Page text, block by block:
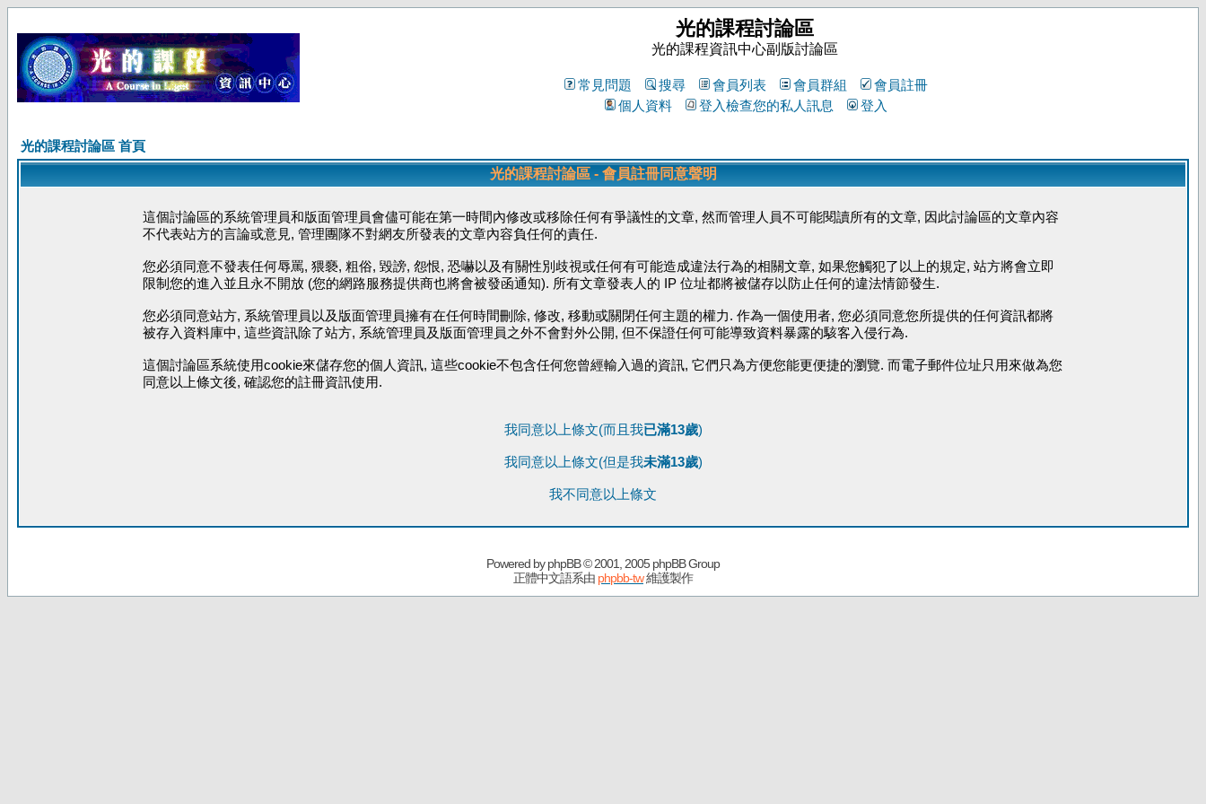
光的課程討論區
光的課程資訊中心副版討論區
常見問題 搜尋 會員列表 會員群組
會員註冊
個人資料
登入檢查您的私人訊息 登入
光的課程討論區 首頁
光的課程討論區 - 會員註冊同意聲明
這個討論區的系統管理員和版面管理員會儘可能在第一時間內修改或移除任何有爭議性的文章, 然而管理人員不可能閱讀所有的文章, 因此討論區的文章內容
不代表站方的言論或意見, 管理團隊不對網友所發表的文章內容負任何的責任.
您必須同意不發表任何辱罵, 猥褻, 粗俗, 毀謗, 怨恨, 恐嚇以及有關性別歧視或任何有可能造成違法行為的相關文章, 如果您觸犯了以上的規定, 站方將會立即
限制您的進入並且永不開放 (您的網路服務提供商也將會被發函通知). 所有文章發表人的 IP 位址都將被儲存以防止任何的違法情節發生.
您必須同意站方, 系統管理員以及版面管理員擁有在任何時間刪除, 修改, 移動或關閉任何主題的權力. 作為一個使用者, 您必須同意您所提供的任何資訊都將
被存入資料庫中, 這些資訊除了站方, 系統管理員及版面管理員之外不會對外公開, 但不保證任何可能導致資料暴露的駭客入侵行為.
這個討論區系統使用cookie來儲存您的個人資訊, 這些cookie不包含任何您曾經輸入過的資訊, 它們只為方便您能更便捷的瀏覽. 而電子郵件位址只用來做為您
同意以上條文後, 確認您的註冊資訊使用.
我同意以上條文(而且我已滿13歲)
我同意以上條文(但是我未滿13歲)
我不同意以上條文
Powered byphpBB© 2001, 2005 phpBB Group
正體中文語系由 phpbb-tw維護製作